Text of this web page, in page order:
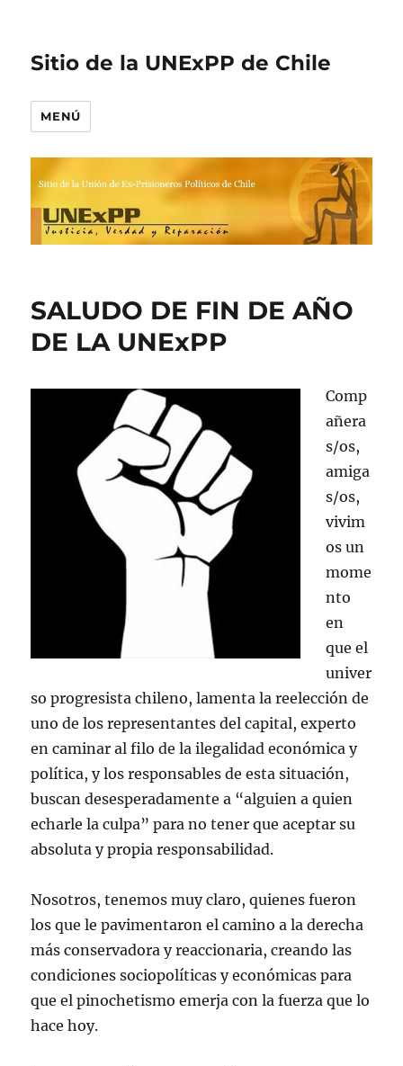
Sitio de la UNExPP de Chile
MENÚ
SALUDO DE FIN DE AÑO
DE LA UNExPP
Comp
añera
s/os,
amiga
s/os,
vivim
os un
mome
nto
en
que el
univer
so progresista chileno, lamenta la reelección de
uno de los representantes del capital, experto
en caminar al filo de la ilegalidad económica y
política, y los responsables de esta situación,
buscan desesperadamente a “alguien a quien
echarle la culpa” para no tener que aceptar su
absoluta y propia responsabilidad.
Nosotros, tenemos muy claro, quienes fueron
los que le pavimentaron el camino a la derecha
más conservadora y reaccionaria, creando las
condiciones sociopolíticas y económicas para
que el pinochetismo emerja con la fuerza que lo
hace hoy.